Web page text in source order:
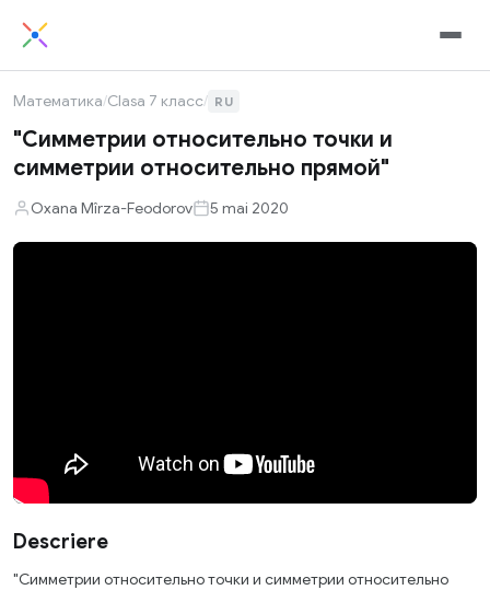
Математика/Clasa 7 класс/ RU
"Cимметрии относительно точки и
симметрии относительно прямой"
Oxana Mîrza-Feodorov 5 mai 2020
Descriere
"Cимметрии относительно точки и симметрии относительно